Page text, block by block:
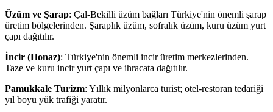
Üzüm ve Şarap: Çal-Bekilli üzüm bağları Türkiye'nin önemli şarap
üretim bölgelerinden. Şaraplık üzüm, sofralık üzüm, kuru üzüm yurt
çapı dağıtılır.
İncir (Honaz): Türkiye'nin önemli incir üretim merkezlerinden.
Taze ve kuru incir yurt çapı ve ihracata dağıtılır.
Pamukkale Turizm: Yıllık milyonlarca turist; otel-restoran tedariği
yıl boyu yük trafiği yaratır.